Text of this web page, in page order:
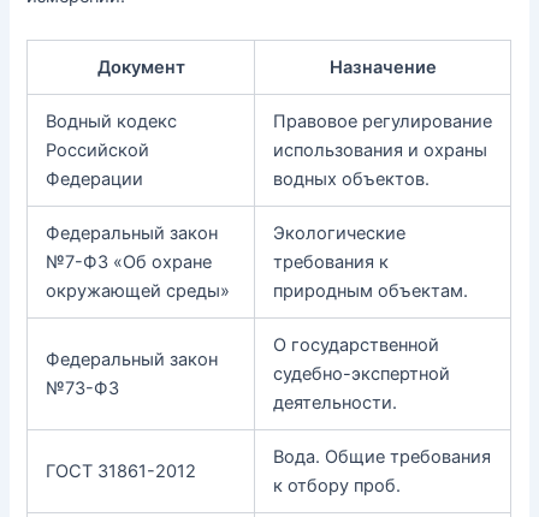
Документ Назначение
Водный кодекс
Российской
Федерации
Правовое регулирование
использования и охраны
водных объектов.
Федеральный закон
№7-ФЗ «Об охране
окружающей среды»
Экологические
требования к
природным объектам.
Федеральный закон
№73-ФЗ
О государственной
судебно-экспертной
деятельности.
ГОСТ 31861-2012
Вода. Общие требования
к отбору проб.